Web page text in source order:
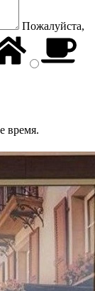
Пожалуйста,
время.